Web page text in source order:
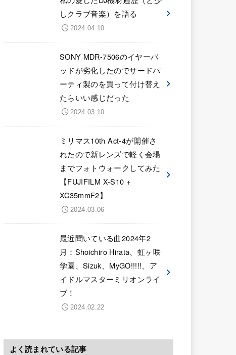
しクラブ音楽）を語る
2024.04.10
SONY MDR-7506のイヤーパ
ッドが劣化したのでサードパ
ーティ製のを買って付け替え
たらいい感じだった
2024.03.10
ミリマス10th Act-4が開催さ
れたので新レンズで軽く会場
までフォトウォークしてみた
【FUJIFILM X-S10 +
XC35mmF2】
2024.03.06
最近聞いている曲2024年2
月：Shoichiro Hirata、虹ヶ咲
学園、Sizuk、MyGO!!!!!、ア
イドルマスターミリオンライ
ブ！
2024.02.22
よく読まれている記事